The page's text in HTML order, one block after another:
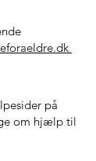
på
om hjælp til